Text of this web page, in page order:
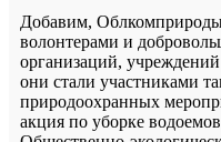
Добавим, Облкомприроды
волонтерами и
организаций,
они стали участниками
природоохранных
акция по уборке